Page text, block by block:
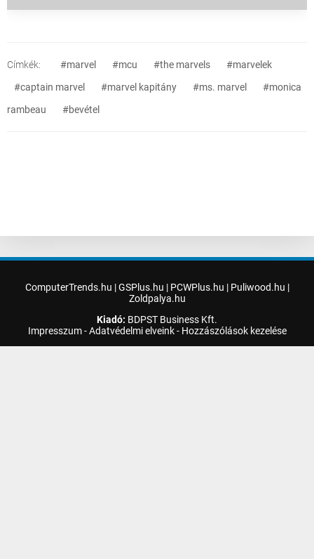
Címkék: #marvel #mcu #the marvels
#marvelek
#captain marvel
#marvel kapitány #ms. marvel
#monica
rambeau
#bevétel
ComputerTrends.hu |GSPlus.hu | PCWPlus.hu | Puliwood.hu |
Zoldpalya.hu
Kiadó: BDPST Business Kft.
Impresszum-Adatvédelmi elveink- Hozzászólások kezelése